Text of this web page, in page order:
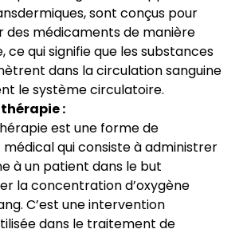
sont conçus pour
des médicaments de manière
ce qui signifie que les substances
dans la circulation sanguine
le système circulatoire.
:
est une forme de
qui consiste à administrer
à un patient dans le but
la concentration d’oxygène
C’est une intervention
dans le traitement de